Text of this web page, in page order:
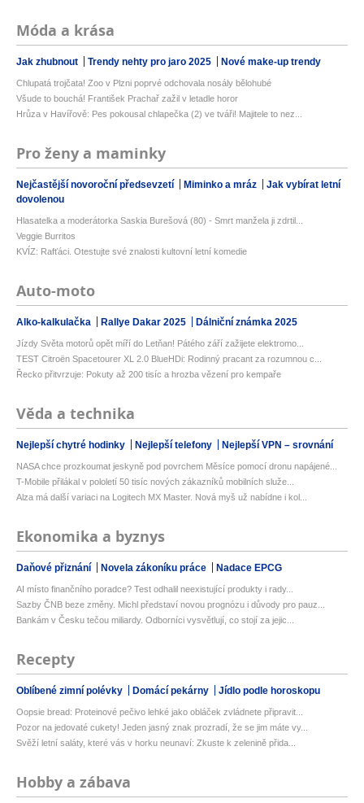
Móda a krása
Jak zhubnout Trendy nehty pro jaro 2025 Nové make-up trendy
Chlupatá trojčata! Zoo v Plzni poprvé odchovala nosály bělohubé
Všude to bouchá! František Prachař zažil v letadle horor
Hrůza v Havířově: Pes pokousal chlapečka (2) ve tváři! Majitele to nez...
Pro ženy a maminky
Nejčastější novoroční předsevzetí Miminko a mráz
Jak vybírat letní
dovolenou
Hlasatelka a moderátorka Saskia Burešová (80) - Smrt manžela ji zdrtil...
Veggie Burritos
KVÍZ: Rafťáci. Otestujte své znalosti kultovní letní komedie
Auto-moto
Alko-kalkulačka Rallye Dakar 2025 Dálniční známka 2025
Jízdy Světa motorů opět míří do Letňan! Pátého září zažijete elektromo...
TEST Citroën Spacetourer XL 2.0 BlueHDi: Rodinný pracant za rozumnou c...
Řecko přitvrzuje: Pokuty až 200 tisíc a hrozba vězení pro kempaře
Věda a technika
Nejlepší chytré hodinky Nejlepší telefony Nejlepší VPN – srovnání
NASA chce prozkoumat jeskyně pod povrchem Měsíce pomocí dronu napájené...
T-Mobile přilákal v pololetí 50 tisíc nových zákazníků mobilních služe...
Alza má další variaci na Logitech MX Master. Nová myš už nabídne i kol...
Ekonomika a byznys
Daňové přiznání Novela zákoníku práce Nadace EPCG
AI místo finančního poradce? Test odhalil neexistující produkty i rady...
Sazby ČNB beze změny. Michl představí novou prognózu i důvody pro pauz...
Bankám v Česku tečou miliardy. Odborníci vysvětlují, co stojí za jejic...
Recepty
Oblíbené zimní polévky Domácí pekárny Jídlo podle horoskopu
Oopsie bread: Proteinové pečivo lehké jako obláček zvládnete připravit...
Pozor na jedovaté cukety! Jeden jasný znak prozradí, že se jim máte vy...
Svěží letní saláty, které vás v horku neunaví: Zkuste k zelenině přida...
Hobby a zábava